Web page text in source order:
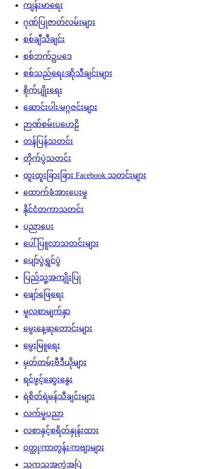
ကျန်းမာရေး
ဂုဏ်ပြုဇာတ်လမ်းများ
စစ်ချီသီချင်း
စစ်ဘက်ဥပဒေ
စစ်သည်ရေး/ဆိုသီချင်းများ
စိုက်ပျိုးရေး
ဆောင်းပါး/မဂ္ဂဇင်းများ
ဉာဏ်စမ်းပဟေဠိ
တန်ပြန်သတင်း
တိုက်ပွဲသတင်း
ထူးထူးခြားခြား Facebook သတင်းများ
ထောက်ခံအားပေးမှု
နိုင်ငံတကာသတင်း
ပညာပေး
ပေါ်ပြူလာသတင်းများ
ပျော်ပွဲရွှင်ပွဲ
ပြည်သူ့အကျိုးပြု
ဖျော်ဖြေရေး
မူလစာမျက်နှာ
မွေးနေ့ဆုတောင်းများ
မွေးမြူရေး
မှတ်တမ်းဗီဒီယိုများ
ရင်ဖွင့်ဆွေးနွေး
ရဲစိတ်ရဲမန်သီချင်းများ
လက်မှုပညာ
လစာနှင့်စရိတ်နှုန်းထား
ဝတ္ထု/ကာတွန်း/ကဗျာများ
သကသအကွဲအပြဲ